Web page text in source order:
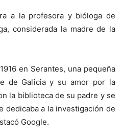
a la profesora y bióloga de
considerada la madre de la
en Serantes, una pequeña
de Galicia y su amor por la
la biblioteca de su padre y se
dedicaba a la investigación de
Google.